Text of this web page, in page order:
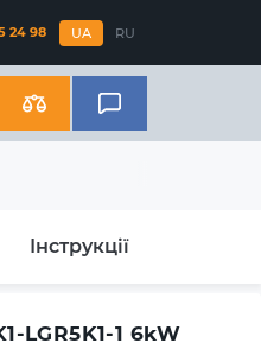
24 98 UA RU
Інструкції
LGR5K1-1 6kW